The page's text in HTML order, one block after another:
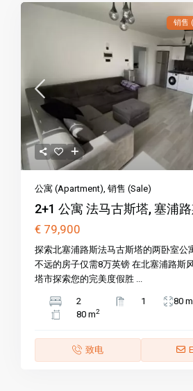
销售
公寓 (Apartment) ,销售 (Sale)
2+1 公寓 法马古斯塔, 塞浦
€ 79,900
探索北塞浦路斯法马古斯塔的两卧室公
不远的房子仅需8万英镑 在北塞浦路斯
塔市探索您的完美度假胜 ...
2 1 80 m
80 m2
致电